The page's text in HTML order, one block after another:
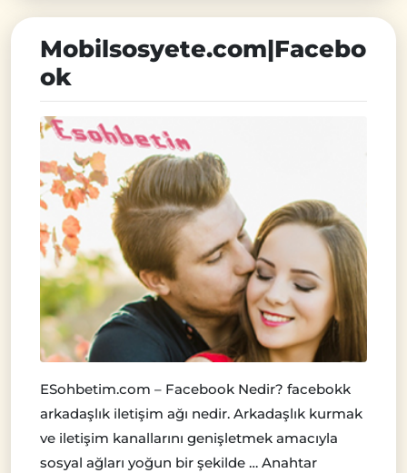
Mobilsosyete.com|Facebo
ok
ESohbetim.com – Facebook Nedir? facebokk
arkadaşlık iletişim ağı nedir. Arkadaşlık kurmak
ve iletişim kanallarını genişletmek amacıyla
sosyal ağları yoğun bir şekilde … Anahtar